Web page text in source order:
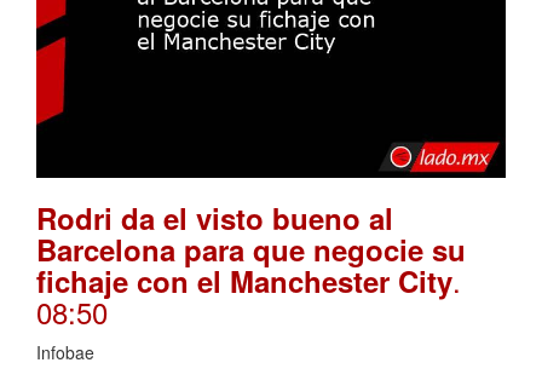
Rodri da el visto bueno al
Barcelona para que negocie su
fichaje con el Manchester City.
08:50
Infobae